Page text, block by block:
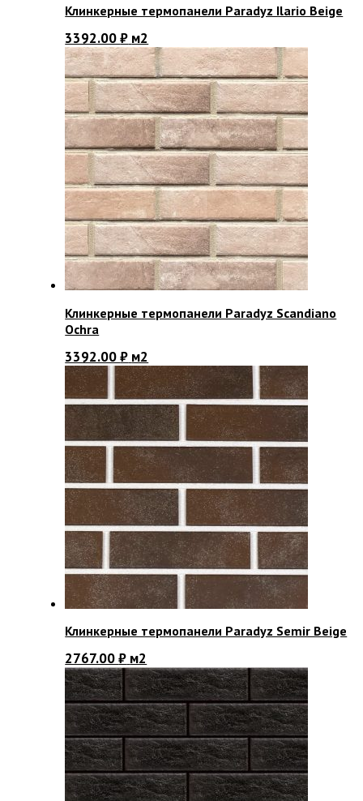
Клинкерные термопанели Paradyz Ilario Beige
3392.00₽ м2
Клинкерные термопанели Paradyz Scandiano
Ochra
3392.00₽ м2
Клинкерные термопанели Paradyz Semir Beige
2767.00₽ м2